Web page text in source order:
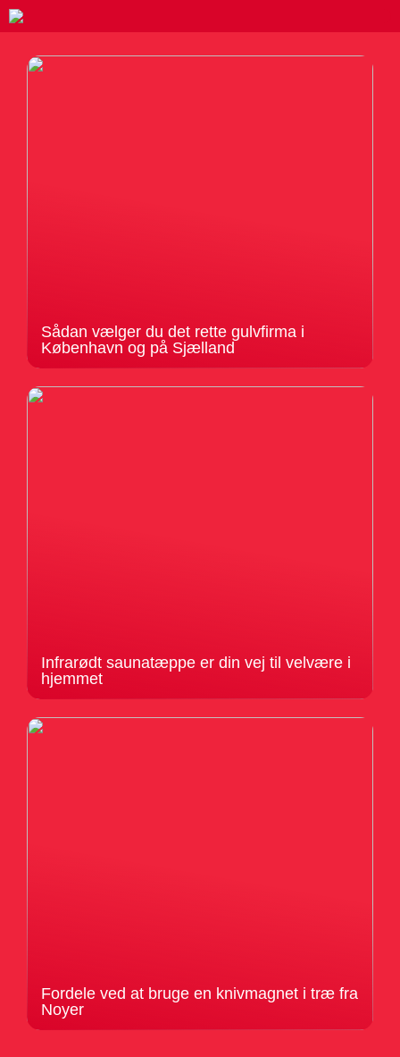
Sådan vælger du det rette gulvfirma i
København og på Sjælland
Infrarødt saunatæppe er din vej til velvære i
hjemmet
Fordele ved at bruge en knivmagnet i træ fra
Noyer